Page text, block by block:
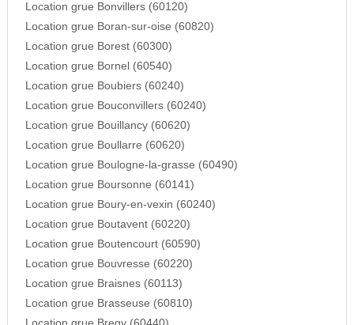
Location grue Bonvillers (60120)
Location grue Boran-sur-oise (60820)
Location grue Borest (60300)
Location grue Bornel (60540)
Location grue Boubiers (60240)
Location grue Bouconvillers (60240)
Location grue Bouillancy (60620)
Location grue Boullarre (60620)
Location grue Boulogne-la-grasse (60490)
Location grue Boursonne (60141)
Location grue Boury-en-vexin (60240)
Location grue Boutavent (60220)
Location grue Boutencourt (60590)
Location grue Bouvresse (60220)
Location grue Braisnes (60113)
Location grue Brasseuse (60810)